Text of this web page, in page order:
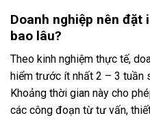
Doanh nghiệp nên đặt
bao lâu?
Theo kinh nghiệm thực tế,
hiểm trước ít nhất 2 – 3
Khoảng thời gian này cho
các công đoạn từ tư vấn,